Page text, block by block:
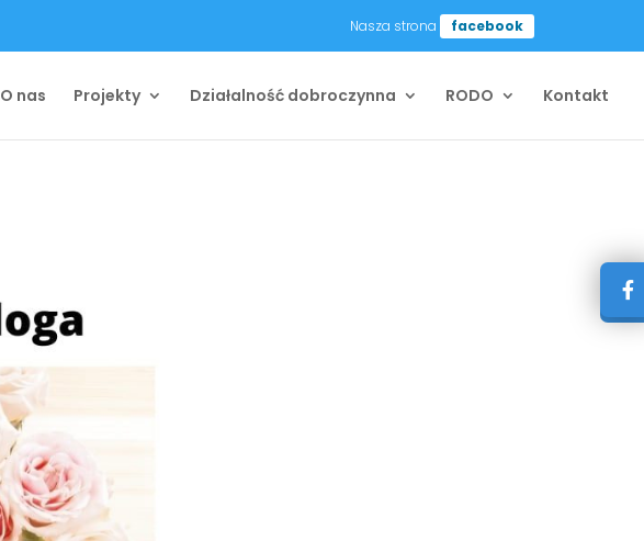
Nasza strona facebook
O nas Projekty Działalność dobroczynna RODO Kontakt